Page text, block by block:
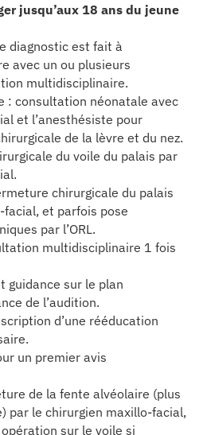
jusqu’aux 18 ans du jeune
diagnostic est fait à
avec un ou plusieurs
multidisciplinaire.
: consultation néonatale avec
et l’anesthésiste pour
de la lèvre et du nez.
du voile du palais par
chirurgicale du palais
et parfois pose
par l’ORL.
multidisciplinaire 1 fois
guidance sur le plan
de l’audition.
d’une rééducation
un premier avis
de la fente alvéolaire (plus
par le chirurgien maxillo-facial,
sur le voile si